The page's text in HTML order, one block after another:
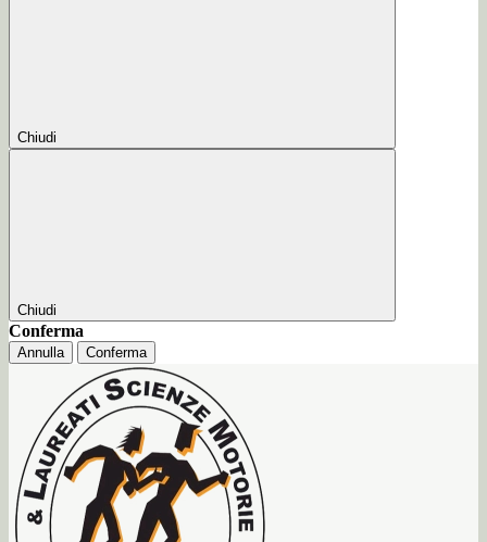
Chiudi
Chiudi
Conferma
Annulla Conferma